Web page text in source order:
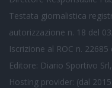
Testata giornalistica
autorizzazione n. 18 del
Iscrizione al ROC n.
Editore: Diario Sportivo
Hosting provider: (dal